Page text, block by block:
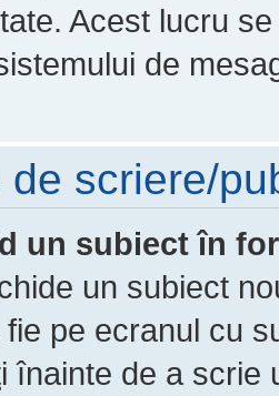
Acest lucru
de
de scriere/
un subiect în
un subiect
pe ecranul cu
înainte de a scrie